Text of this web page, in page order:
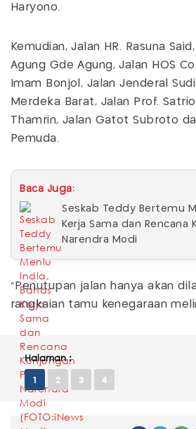
Haryono.
Kemudian, Jalan HR. Rasuna
Agung Gde Agung, Jalan HOS
Imam Bonjol, Jalan Jenderal
Merdeka Barat, Jalan Prof.
Thamrin, Jalan Gatot Subroto
Pemuda.
Baca Juga:
Seskab Teddy Bertemu
Kerja Sama dan Rencana
Narendra Modi
“Penutupan jalan hanya akan
rangkaian tamu kenegaraan
Halaman :
1 2 3 4